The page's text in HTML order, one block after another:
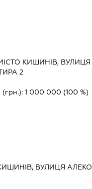
КИШИНІВ, ВУЛИЦЯ
2
(грн.):1 000 000 (100 %)
ВУЛИЦЯ АЛЕКО